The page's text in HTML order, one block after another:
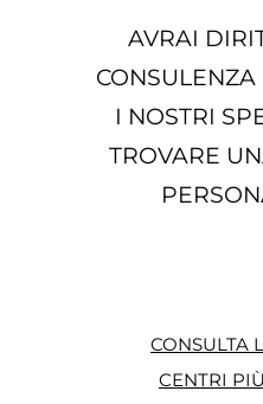
AVRAI
CONSULENZA
I NOSTRI
TROVARE
CONSULTA
CENTRI